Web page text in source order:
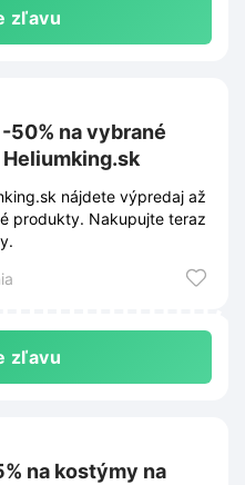
zľavu
50% na vybrané
nájdete výpredaj až
produkty. Nakupujte teraz
zľavu
na kostýmy na